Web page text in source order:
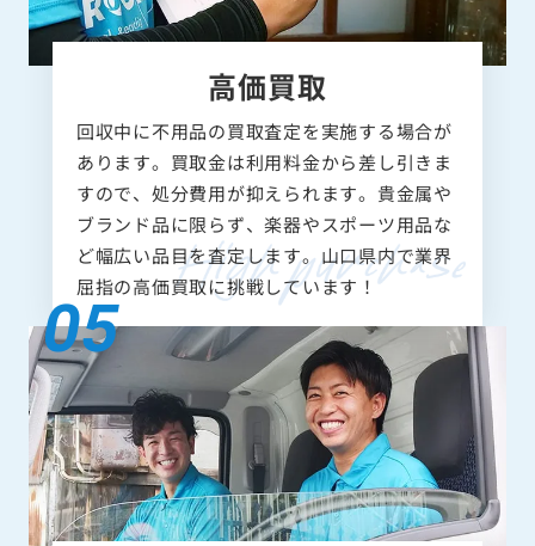
高価買取
回収中に不用品の買取査定を実施する場合が
あります。買取金は利用料金から差し引きま
すので、処分費用が抑えられます。貴金属や
ブランド品に限らず、楽器やスポーツ用品な
ど幅広い品目を査定します。山口県内で業界
屈指の高価買取に挑戦しています！